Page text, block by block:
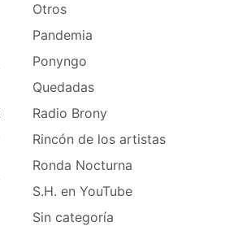
Otros
Pandemia
Ponyngo
Quedadas
Radio Brony
Rincón de los artistas
Ronda Nocturna
S.H. en YouTube
Sin categoría